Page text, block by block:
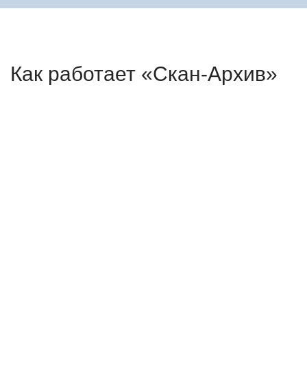
Как работает «Скан-Архив»